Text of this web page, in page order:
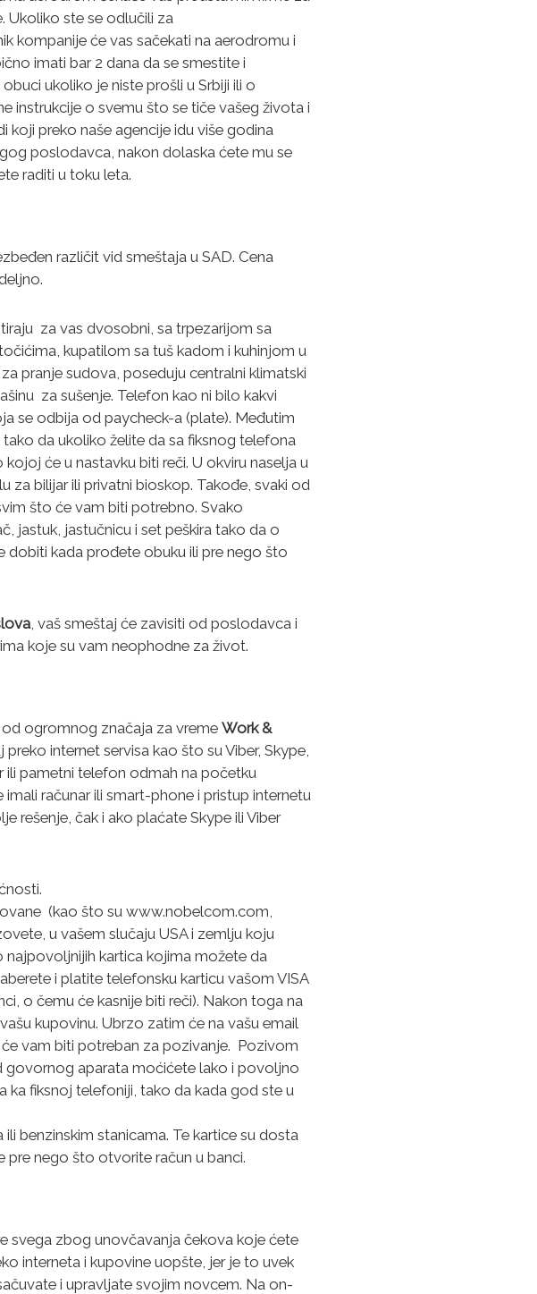
Ukoliko ste se odlučili za
kompanije će vas sačekati na aerodromu i
imati bar 2 dana da se smestite i
ukoliko je niste prošli u Srbiji ili o
instrukcije o svemu što se tiče vašeg života i
koji preko naše agencije idu više godina
poslodavca, nakon dolaska ćete mu se
raditi u toku leta.
različit vid smeštaja u SAD. Cena
za vas dvosobni, sa trpezarijom sa
kupatilom sa tuš kadom i kuhinjom u
pranje sudova, poseduju centralni klimatski
za sušenje. Telefon kao ni bilo kakvi
se odbija od paycheck-a (plate). Međutim
da ukoliko želite da sa fiksnog telefona
će u nastavku biti reči. U okviru naselja u
za bilijar ili privatni bioskop. Takođe, svaki od
što će vam biti potrebno. Svako
jastuk, jastučnicu i set peškira tako da o
dobiti kada prođete obuku ili pre nego što
, vaš smeštaj će zavisiti od poslodavca i
koje su vam neophodne za život.
ogromnog značaja za vreme Work &
internet servisa kao što su Viber, Skype,
ili pametni telefon odmah na početku
računar ili smart-phone i pristup internetu
rešenje, čak i ako plaćate Skype ili Viber
(kao što su www.nobelcom.com,
u vašem slučaju USA i zemlju koju
kartica kojima možete da
i platite telefonsku karticu vašom VISA
o čemu će kasnije biti reči). Nakon toga na
kupovinu. Ubrzo zatim će na vašu email
vam biti potreban za pozivanje. Pozivom
govornog aparata moćićete lako i povoljno
ka fiksnoj telefoniji, tako da kada god ste u
benzinskim stanicama. Te kartice su dosta
nego što otvorite račun u banci.
svega zbog unovčavanja čekova koje ćete
interneta i kupovine uopšte, jer je to uvek
i upravljate svojim novcem. Na on-